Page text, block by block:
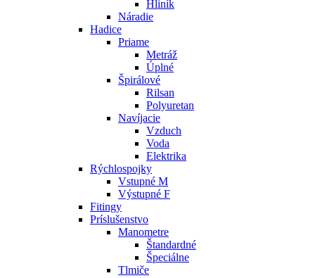
Hliník
Náradie
Hadice
Priame
Metráž
Úplné
Špirálové
Rilsan
Polyuretan
Navíjacie
Vzduch
Voda
Elektrika
Rýchlospojky
Vstupné M
Výstupné F
Fitingy
Príslušenstvo
Manometre
Štandardné
Špeciálne
Tlmiče